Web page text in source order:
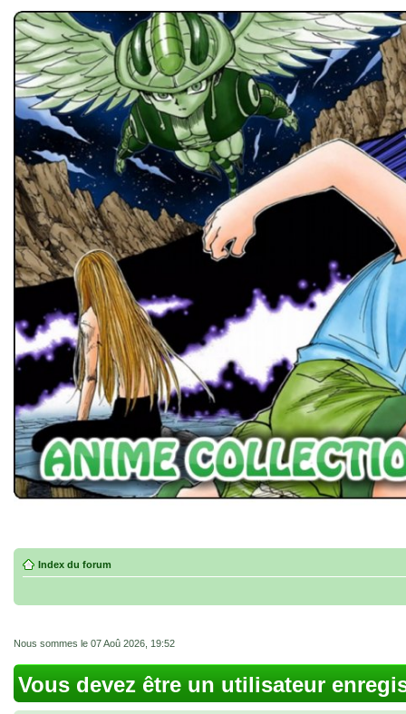
Index du forum
Nous sommes le 07 Aoû 2026, 19:52
Vous devez être un utilisateur